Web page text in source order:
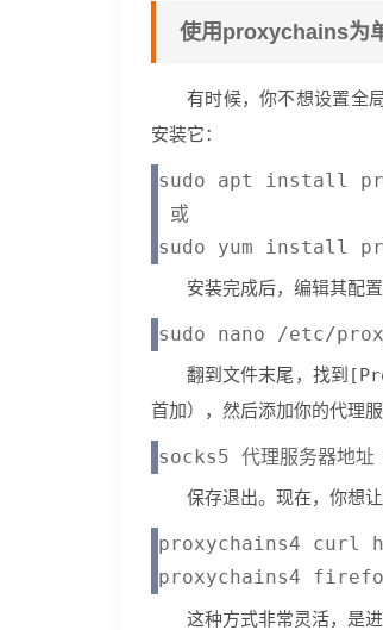
使用proxychains为
有时候，你不想设置全
安装它：
sudo apt install
或
安装完成后，编辑其配置
翻到文件末尾，找到
首加），然后添加你的代理
保存退出。现在，你想
proxychains4
这种方式非常灵活，是